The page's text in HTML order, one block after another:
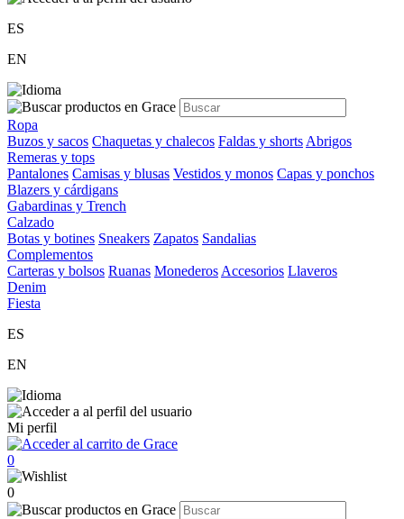
ES
EN
Ropa
Buzos y sacos Chaquetas y chalecos Faldas y shorts Abrigos
Remeras y tops
Pantalones Camisas y blusas Vestidos y monos Capas y ponchos
Blazers y cárdigans
Gabardinas y Trench
Calzado
Botas y botines Sneakers Zapatos Sandalias
Complementos
Carteras y bolsos Ruanas Monederos Accesorios Llaveros
Denim
Fiesta
ES
EN
Mi perfil
0
0